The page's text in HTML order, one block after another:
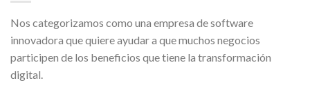
Nos categorizamos como una empresa de software
innovadora que quiere ayudar a que muchos negocios
participen de los beneficios que tiene la transformación
digital.